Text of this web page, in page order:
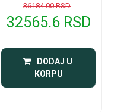
36184.00 RSD
32565.6 RSD
DODAJ U
KORPU